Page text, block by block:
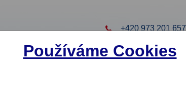
+420 973 201 657
Používáme Cookies